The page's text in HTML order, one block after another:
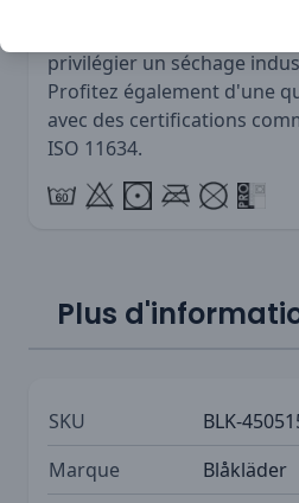
privilégier un séchage
Profitez également d'une
avec des certifications
ISO 11634.
Plus
SKU
BLK-
Marque
Blåkläder